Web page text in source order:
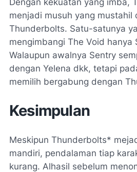
menjadi musuh yang mustahil
Thunderbolts. Satu-satunya
mengimbangi The Void hanya
Walaupun awalnya Sentry
dengan Yelena dkk, tetapi
memilih bergabung dengan
Kesimpulan
Meskipun Thunderbolts*
mandiri, pendalaman tiap
kurang. Alhasil sebelum